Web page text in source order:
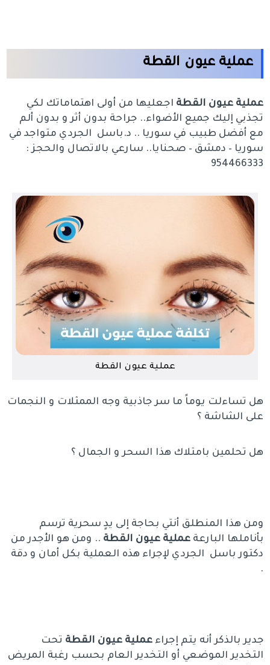
عملية عيون القطة
عملية عيون القطة اجعليها من أولى اهتماماتك لكي
تجذبي إليك جميع الأضواء.. جراحة بدون أثر و بدون ألم
مع أفضل طبيب في سوريا .. د.باسل الجردي متواجد في
سوريا – دمشق – صحنايا.. سارعي بالاتصال والحجز :
954466333
عملية عيون القطة
هل تساءلت يوماً ما سر جاذبية وجه الممثلات و النجمات
على الشاشة ؟
هل تحلمين بامتلاك هذا السحر و الجمال ؟
ومن هذا المنطلق أنتي بحاجة إلى يدٍ سحرية ترسم
بأناملها البارعةعملية عيون القطة .. ومن هو الأجدر من
دكتور باسل الجردي لإجراء هذه العملية بكل أمان و دقة
.
جدير بالذكر أنه يتم إجراءعملية عيون القطة تحت
التخدير الموضعي أو التخدير العام بحسب رغبة المريض